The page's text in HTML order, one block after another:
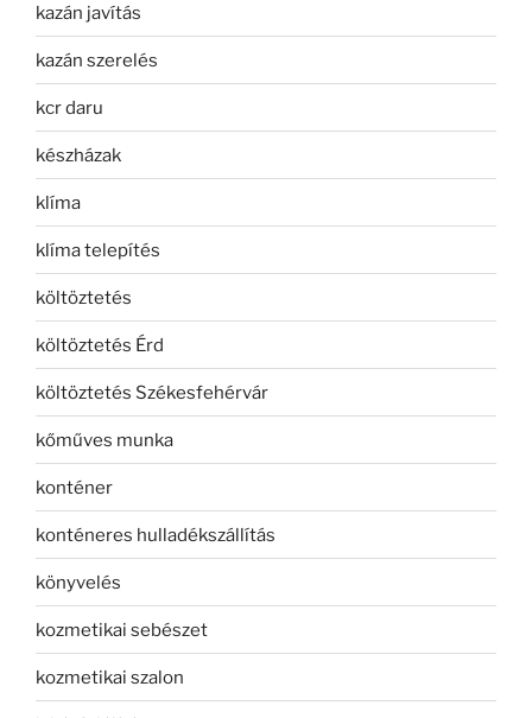
kazán javítás
kazán szerelés
kcr daru
készházak
klíma
klíma telepítés
költöztetés
költöztetés Érd
költöztetés Székesfehérvár
kőműves munka
konténer
konténeres hulladékszállítás
könyvelés
kozmetikai sebészet
kozmetikai szalon